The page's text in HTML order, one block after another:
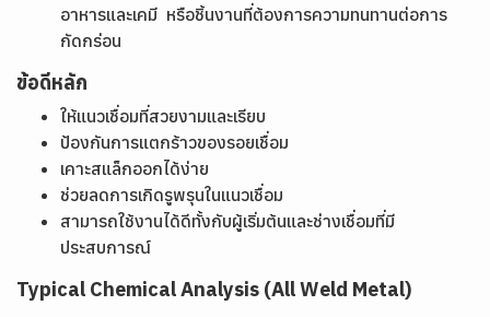
อาหารและเคมี หรือชิ้นงานที่ต้องการความทนทานต่อการ
กัดกร่อน
ข้อดีหลัก
ให้แนวเชื่อมที่สวยงามและเรียบ
ป้องกันการแตกร้าวของรอยเชื่อม
เคาะสแล็กออกได้ง่าย
ช่วยลดการเกิดรูพรุนในแนวเชื่อม
สามารถใช้งานได้ดีทั้งกับผู้เริ่มต้นและช่างเชื่อมที่มี
ประสบการณ์
Typical Chemical Analysis (All Weld Metal)